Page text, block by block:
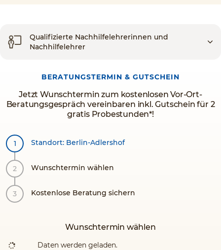
Qualifizierte Nachhilfelehrerinnen und
Nachhilfelehrer
BERATUNGSTERMIN & GUTSCHEIN
Jetzt Wunschtermin zum kostenlosen Vor-Ort-
Beratungsgespräch vereinbaren inkl. Gutschein für 2
gratis Probestunden*!
Standort: Berlin-Adlershof
Wunschtermin wählen
Kostenlose Beratung sichern
Wunschtermin wählen
Daten werden geladen.